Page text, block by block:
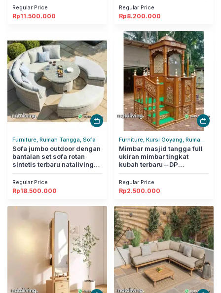
Regular Price
Rp11.500.000
Regular Price
Rp8.200.000
Furniture, Rumah Tangga, Sofa
Sofa jumbo outdoor dengan
bantalan set sofa rotan
sintetis terbaru nataliving
Regular Price
Rp18.500.000
Furniture, Kursi Goyang, Rumah
Tangga
Mimbar masjid tangga full
ukiran mimbar tingkat
kubah terbaru – DP
Regular Price
Rp2.500.000